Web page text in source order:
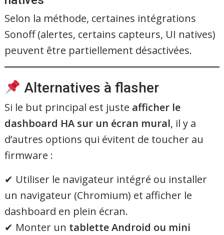
Selon la méthode, certaines intégrations
Sonoff (alertes, certains capteurs, UI natives)
peuvent être partiellement désactivées.
Alternatives à flasher
Si le but principal est juste afficher le
dashboard HA sur un écran mural, il y a
d’autres options qui évitent de toucher au
firmware :
✔ Utiliser le navigateur intégré ou installer
un navigateur (Chromium) et afficher le
dashboard en plein écran.
✔ Monter un tablette Android ou mini